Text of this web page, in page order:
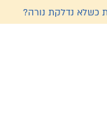
כשלא נדלקת נורה?